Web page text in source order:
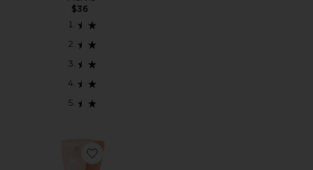
$36
Favorite SUNGLAZE SHEER BODY MIST SUNSCREEN